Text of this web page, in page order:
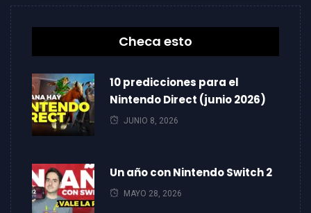
Checa esto
10 predicciones para el
Nintendo Direct (junio 2026)
JUNIO 8, 2026
Un año con Nintendo Switch 2
MAYO 28, 2026